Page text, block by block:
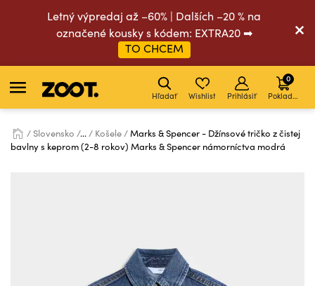
Letný výpredaj až –60% | Dalších –20 % na
označené kousky s kódem: EXTRA20 ➡
TO CHCEM
Hľadať Wishlist Prihlásiť Pokladňa
0
Slovensko ... Košele
Marks & Spencer - Džínsové tričko z čistej
bavlny s keprom (2-8 rokov) Marks & Spencer námorníctva modrá